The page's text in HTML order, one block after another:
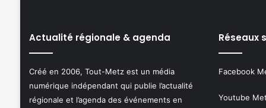
Actualité régionale & agenda
Créé en 2006, Tout-Metz est un média
numérique indépendant qui publie l’actualité
régionale et l’agenda des événements en
Réseaux
Facebook
Youtube